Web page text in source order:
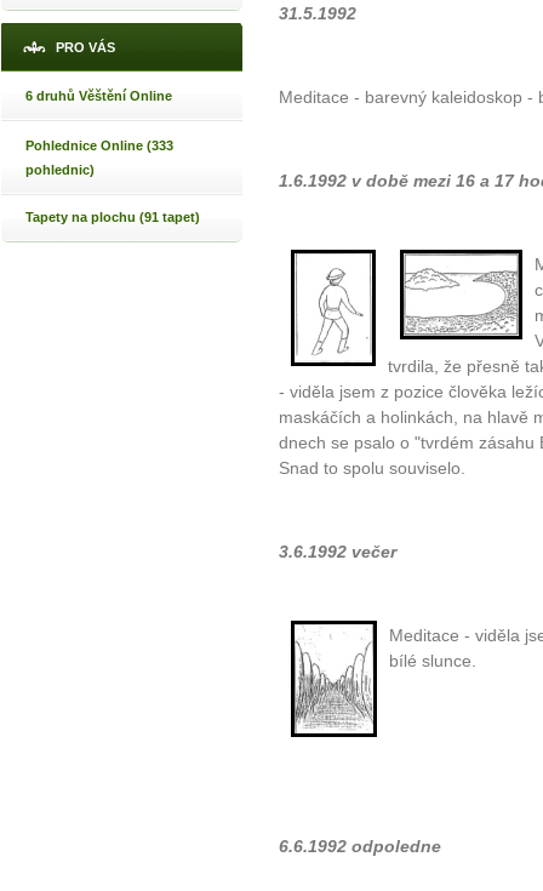
PRO VÁS
6 druhů Věštění Online
Pohlednice Online (333
pohlednic)
Tapety na plochu (91 tapet)
31.5.1992
Meditace - barevný kaleidoskop -
1.6.1992 v době mezi 16 a 17
tvrdila, že přesně
- viděla jsem z pozice člověka
maskáčích a holinkách, na hlavě
dnech se psalo o "tvrdém
Snad to spolu souviselo.
3.6.1992 večer
Meditace - viděla
bílé slunce.
6.6.1992 odpoledne